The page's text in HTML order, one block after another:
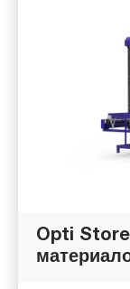
Opti